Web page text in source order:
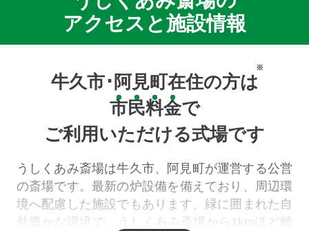
アクセスと施設情報
牛久市･阿見町在住の方は
市民料金で
ご利用いただける式場です
※
うしくあみ斎場は牛久市、阿見町が運営する公営
の斎場です。最新の炉設備を備えており、周辺環
境へ配慮した施設でもあります、緑に囲まれた自
然豊かな環境で、うしくあみ斎場から1kmほど離